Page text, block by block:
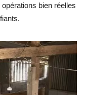
bien réelles